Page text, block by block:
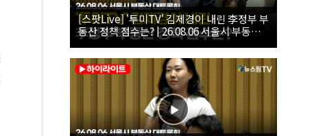
[스팟Live] '투미TV' 김제경이 내린 李정부 부
동산 정책 점수는? | 26.08.06 서울시 부동산
대토론회